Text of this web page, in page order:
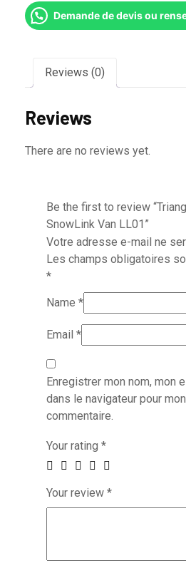
Demande de devis ou
Reviews (0)
Reviews
There are no reviews yet.
Be the first to review
SnowLink Van LL01”
Votre adresse e-mail ne
Les champs obligatoires
*
Name *
Email *
Enregistrer mon nom, mon
dans le navigateur pour
commentaire.
Your rating *
Your review *